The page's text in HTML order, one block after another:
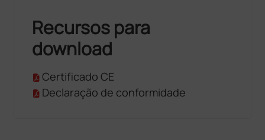
Recursos para
download
Certificado CE
Declaração de conformidade